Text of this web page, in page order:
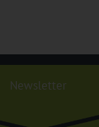
Newsletter